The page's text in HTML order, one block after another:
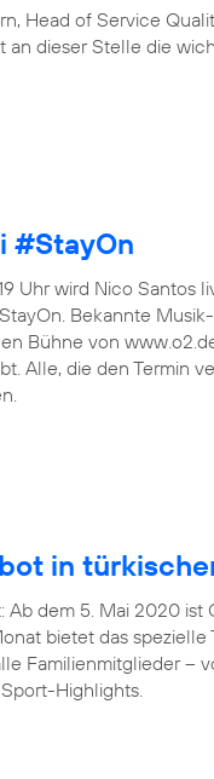
Head of Service
dieser Stelle die
#StayOn
Uhr wird Nico Santos
Bekannte
Bühne von
Alle, die den Termin
in
Ab dem 5. Mai 2020 ist
bietet das
Familienmitglieder –
Highlights.